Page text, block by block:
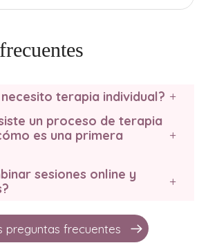
terapia individual? +
un proceso de terapia
es una primera
+
sesiones online y
+
preguntas frecuentes